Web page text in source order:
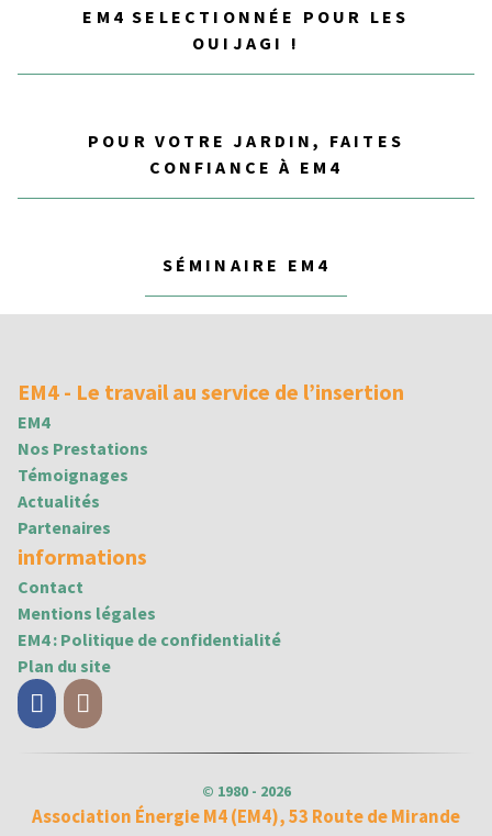
EM4 SELECTIONNÉE POUR LES
OUIJAGI !
POUR VOTRE JARDIN, FAITES
CONFIANCE À EM4
SÉMINAIRE EM4
EM4 - Le travail au service de l’insertion
EM4
Nos Prestations
Témoignages
Actualités
Partenaires
informations
Contact
Mentions légales
EM4 : Politique de confidentialité
Plan du site
© 1980 - 2026
Association Énergie M4 (EM4), 53 Route de Mirande